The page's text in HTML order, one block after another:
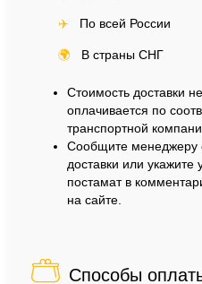
✈️ По всей России
🌍 В страны СНГ
Стоимость доставки
оплачивается по
транспортной
Сообщите менеджеру
доставки или
постамат в
на сайте.
Способы